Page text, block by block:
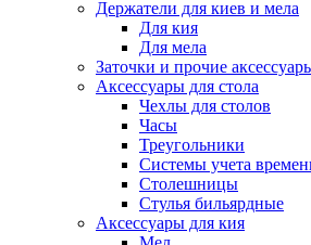
Держатели для киев и мела
Для кия
Для мела
Заточки и прочие
Аксессуары для стола
Чехлы для столов
Часы
Треугольники
Системы учета
Столешницы
Стулья бильярдные
Аксессуары для кия